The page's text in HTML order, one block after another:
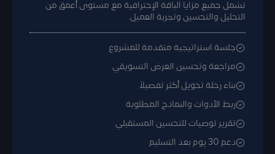
تشمل جميع مزايا الباقة الإحترافية مع مستوى أعمق من
التحليل والتحسين وتجربة العميل.
جلسة استراتيجية متقدمة للمشروع
مراجعة وتحسين العرض التسويقي
بناء رحلة تحويل أكثر تفصيلاً
ربط الأدوات والنماذج المطلوبة
تقرير توصيات للتحسين المستقبلي
دعم 30 يوم بعد التسليم